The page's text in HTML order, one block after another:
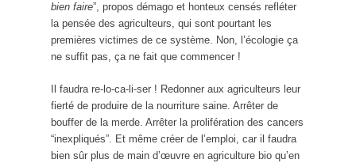
bien faire”, propos démago et honteux censés refléter
la pensée des agriculteurs, qui sont pourtant les
premières victimes de ce système. Non, l’écologie ça
ne suffit pas, ça ne fait que commencer !
Il faudra re-lo-ca-li-ser ! Redonner aux agriculteurs leur
fierté de produire de la nourriture saine. Arrêter de
bouffer de la merde. Arrêter la prolifération des cancers
“inexpliqués”. Et même créer de l’emploi, car il faudra
bien sûr plus de main d’œuvre en agriculture bio qu’en